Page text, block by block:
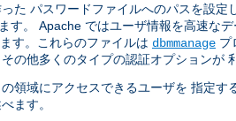
った パスワードファイルへのパスを設
す。 Apache ではユーザ情報を高速な
す。これらのファイルは dbmmanage プ
の他多くのタイプの認証オプションが
領域にアクセスできるユーザを 指定
ます。